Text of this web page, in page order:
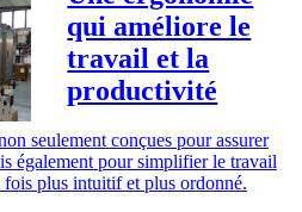
qui améliore le
travail et la
productivité
seulement conçues pour assurer
également pour simplifier le travail
fois plus intuitif et plus ordonné.